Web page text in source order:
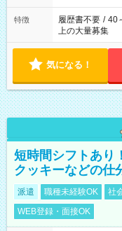
特徴 履歴書不要 / 40
上の大量募集
気になる！
短時間シフトあり
クッキーなどの仕
派遣 職種未経験OK 社
WEB登録・面接OK